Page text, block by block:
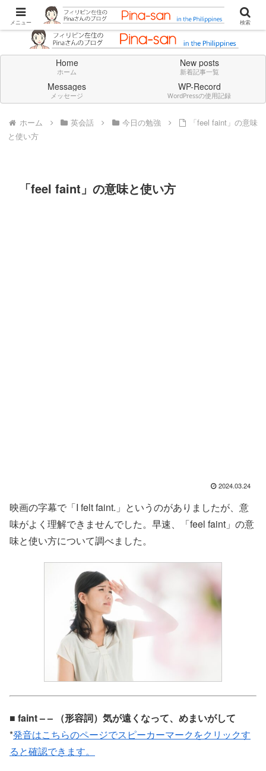
Don't think deeply. Feel always in English.
Home
ホーム
New posts
新着記事一覧
Messages
メッセージ
WP-Record
WordPressの使用記録
ホーム 英会話 今日の勉強
「feel faint」の意味
と使い方
「feel faint」の意味と使い方
2024.03.24
映画の字幕で「I felt faint.」というのがありましたが、意
味がよく理解できませんでした。早速、「feel faint」の意
味と使い方について調べました。
■ faint – – （形容詞）気が遠くなって、めまいがして
*発音はこちらのページでスピーカーマークをクリックす
ると確認できます。
メニュー 検索